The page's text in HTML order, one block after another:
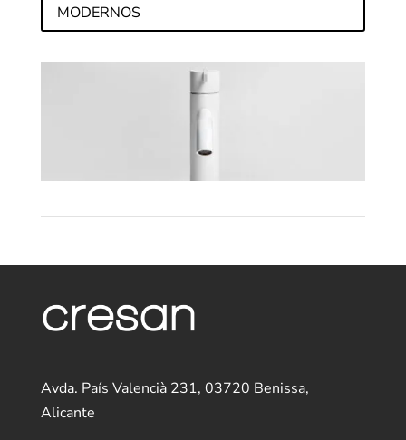
MODERNOS
Avda. País Valencià 231, 03720 Benissa,
Alicante